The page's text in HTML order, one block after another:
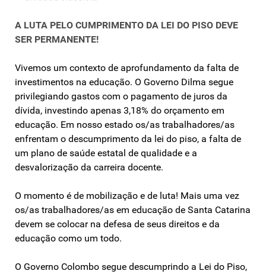
A LUTA PELO CUMPRIMENTO DA LEI DO PISO DEVE
SER PERMANENTE!
Vivemos um contexto de aprofundamento da falta de
investimentos na educação. O Governo Dilma segue
privilegiando gastos com o pagamento de juros da
dívida, investindo apenas 3,18% do orçamento em
educação. Em nosso estado os/as trabalhadores/as
enfrentam o descumprimento da lei do piso, a falta de
um plano de saúde estatal de qualidade e a
desvalorização da carreira docente.
O momento é de mobilização e de luta! Mais uma vez
os/as trabalhadores/as em educação de Santa Catarina
devem se colocar na defesa de seus direitos e da
educação como um todo.
O Governo Colombo segue descumprindo a Lei do Piso,